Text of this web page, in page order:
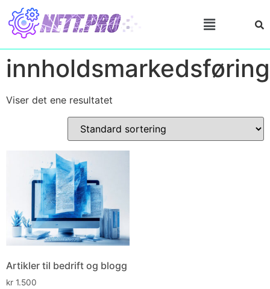
innholdsmarkedsføring
Viser det ene resultatet
Artikler til bedrift og blogg
kr 1.500